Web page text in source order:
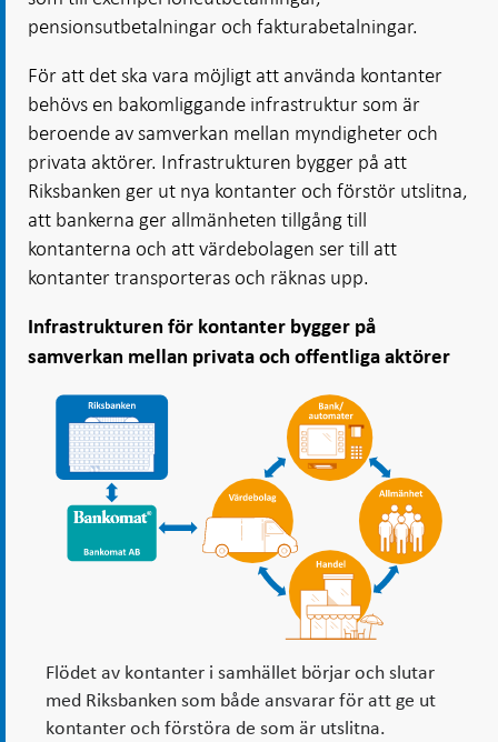
pensionsutbetalningar och fakturabetalningar.
För att det ska vara möjligt att använda kontanter
behövs en bakomliggande infrastruktur som är
beroende av samverkan mellan myndigheter och
privata aktörer. Infrastrukturen bygger på att
Riksbanken ger ut nya kontanter och förstör utslitna,
att bankerna ger allmänheten tillgång till
kontanterna och att värdebolagen ser till att
kontanter transporteras och räknas upp.
Infrastrukturen för kontanter bygger på
samverkan mellan privata och offentliga aktörer
Flödet av kontanter i samhället börjar och slutar
med Riksbanken som både ansvarar för att ge ut
kontanter och förstöra de som är utslitna.